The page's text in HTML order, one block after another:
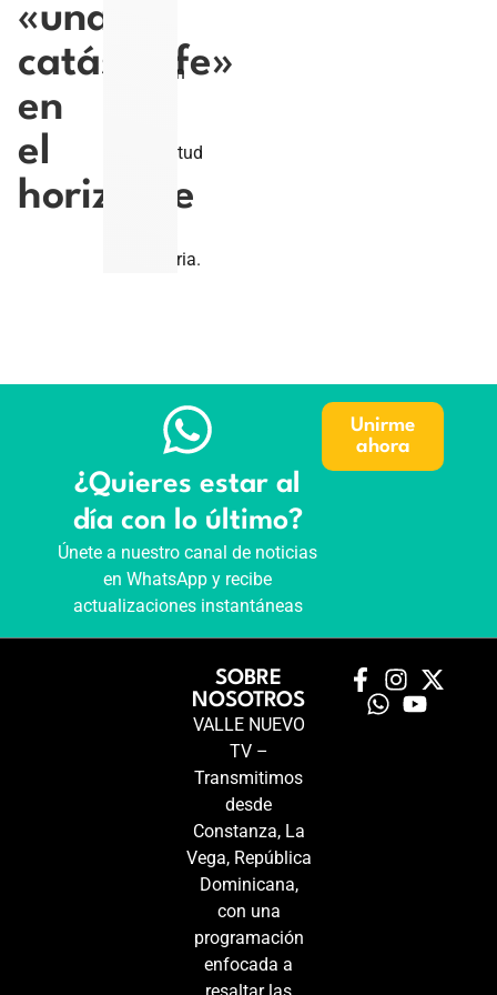
«una
catástrofe»
en
el
horizonte
pueden
magnitud
sanitaria.
¿Quieres estar al
día con lo último?
Únete a nuestro canal de noticias
en WhatsApp y recibe
actualizaciones instantáneas
Unirme
ahora
SOBRE
NOSOTROS
VALLE NUEVO
TV –
Transmitimos
desde
Constanza, La
Vega, República
Dominicana,
con una
programación
enfocada a
resaltar las